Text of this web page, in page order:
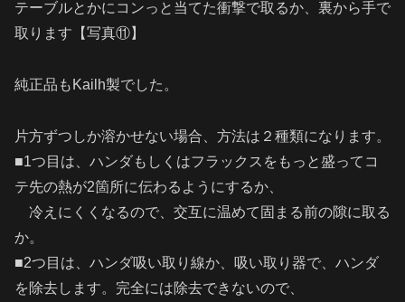
テーブルとかにコンっと当てた衝撃で取るか、裏から手で
取ります【写真⑪】
純正品もKailh製でした。
片方ずつしか溶かせない場合、方法は２種類になります。
■1つ目は、ハンダもしくはフラックスをもっと盛ってコ
テ先の熱が2箇所に伝わるようにするか、
冷えにくくなるので、交互に温めて固まる前の隙に取る
か。
■2つ目は、ハンダ吸い取り線か、吸い取り器で、ハンダ
を除去します。完全には除去できないので、